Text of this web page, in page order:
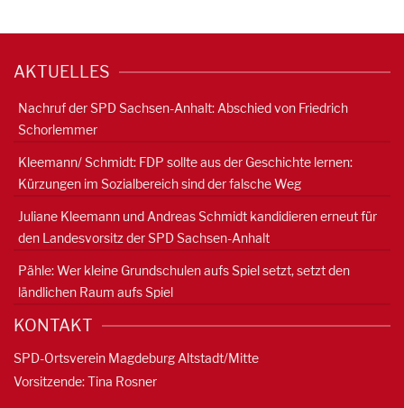
AKTUELLES
Nachruf der SPD Sachsen-Anhalt: Abschied von Friedrich
Schorlemmer
Kleemann/ Schmidt: FDP sollte aus der Geschichte lernen:
Kürzungen im Sozialbereich sind der falsche Weg
Juliane Kleemann und Andreas Schmidt kandidieren erneut für
den Landesvorsitz der SPD Sachsen-Anhalt
Pähle: Wer kleine Grundschulen aufs Spiel setzt, setzt den
ländlichen Raum aufs Spiel
KONTAKT
SPD-Ortsverein Magdeburg Altstadt/Mitte
Vorsitzende: Tina Rosner